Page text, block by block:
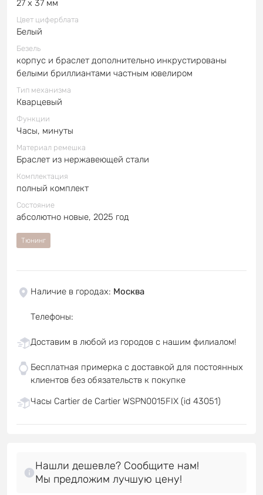
27 x 37 мм
Цвет циферблата
Белый
Безель
корпус и браслет дополнительно инкрустированы
белыми бриллиантами частным ювелиром
Тип механизма
Кварцевый
Функции
Часы, минуты
Материал ремешка
Браслет из нержавеющей стали
Комплектация
полный комплект
Состояние
абсолютно новые, 2025 год
Тюнинг
Наличие в городах: Москва
Телефоны:
Доставим в любой из городов с нашим филиалом!
Бесплатная примерка с доставкой для постоянных
клиентов без обязательств к покупке
Часы Cartier de Cartier WSPN0015FIX (id 43051)
Нашли дешевле? Сообщите нам!
Мы предложим лучшую цену!